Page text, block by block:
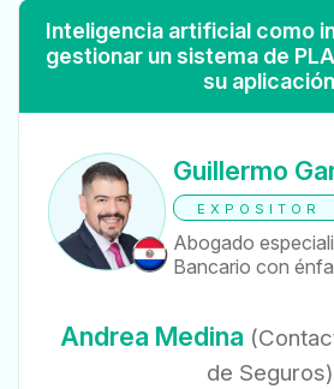
Inteligencia artificial como
gestionar un sistema de
su aplicación
Guillermo
EXPOSITOR
Abogado
Bancario con
Andrea Medina
de Seguros)